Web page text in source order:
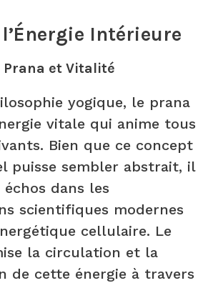
Intérieure
Prana et Vitalité
yogique, le prana
vitale qui anime tous
Bien que ce concept
puisse sembler abstrait, il
dans les
scientifiques modernes
cellulaire. Le
la circulation et la
de cette énergie à travers